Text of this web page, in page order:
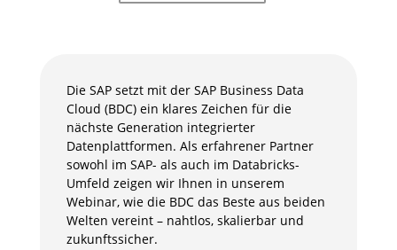
Die SAP setzt mit der SAP Business Data
Cloud (BDC) ein klares Zeichen für die
nächste Generation integrierter
Datenplattformen. Als erfahrener Partner
sowohl im SAP- als auch im Databricks-
Umfeld zeigen wir Ihnen in unserem
Webinar, wie die BDC das Beste aus beiden
Welten vereint – nahtlos, skalierbar und
zukunftssicher.